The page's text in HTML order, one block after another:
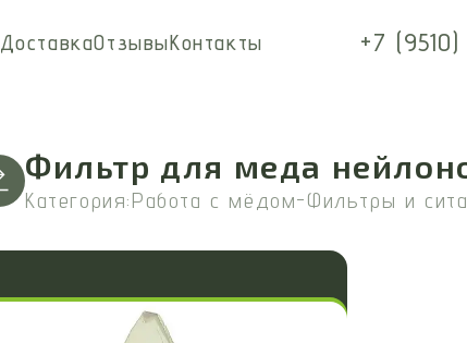
ДоставкаОтзывыКонтакты
+7
Фильтр для меда
Категория:Работа с мёдом-Фильтры и сита